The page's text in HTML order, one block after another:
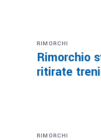
RIMORCHI
Rimorchio
ritirate
RIMORCHI